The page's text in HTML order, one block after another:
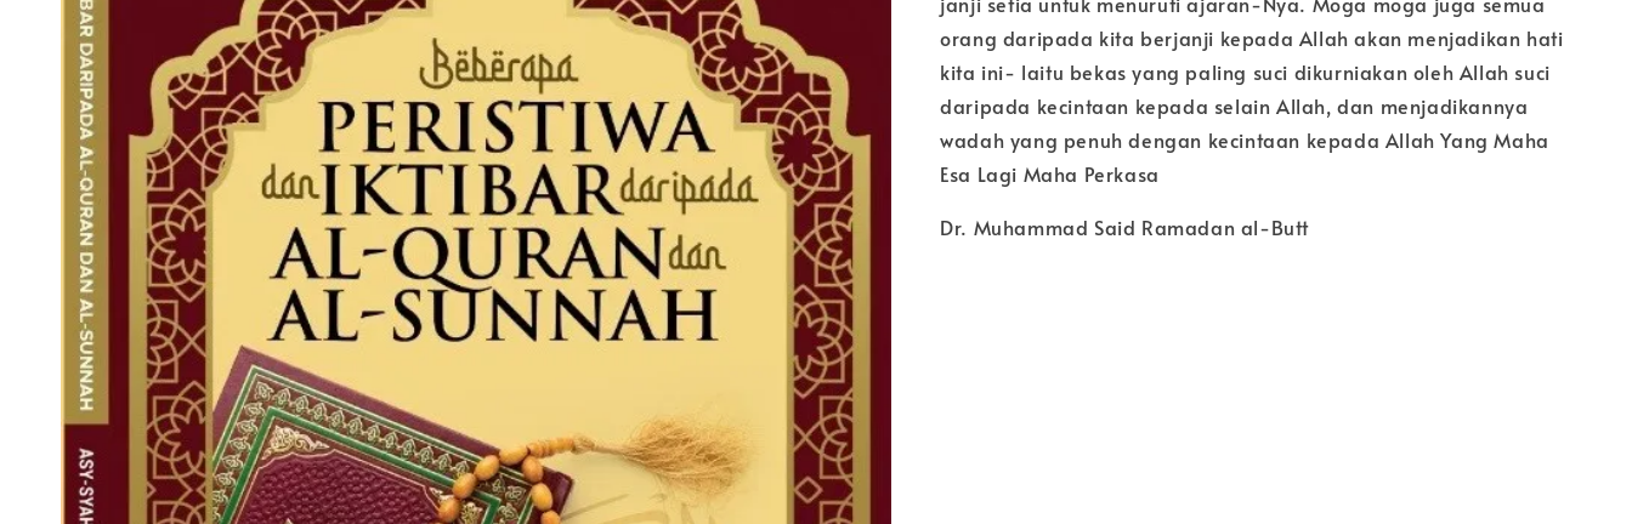
orang daripada kita berjanji kepada Allah akan menjadikan hati
kita ini- laitu bekas yang paling suci dikurniakan oleh Allah suci
daripada kecintaan kepada selain Allah, dan menjadikannya
wadah yang penuh dengan kecintaan kepada Allah Yang Maha
Esa Lagi Maha Perkasa
Dr. Muhammad Said Ramadan al-Butt